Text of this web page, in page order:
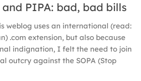
and PIPA: bad, bad bills
weblog uses an international (read:
.com extension, but also because
indignation, I felt the need to join
outcry against the SOPA (Stop